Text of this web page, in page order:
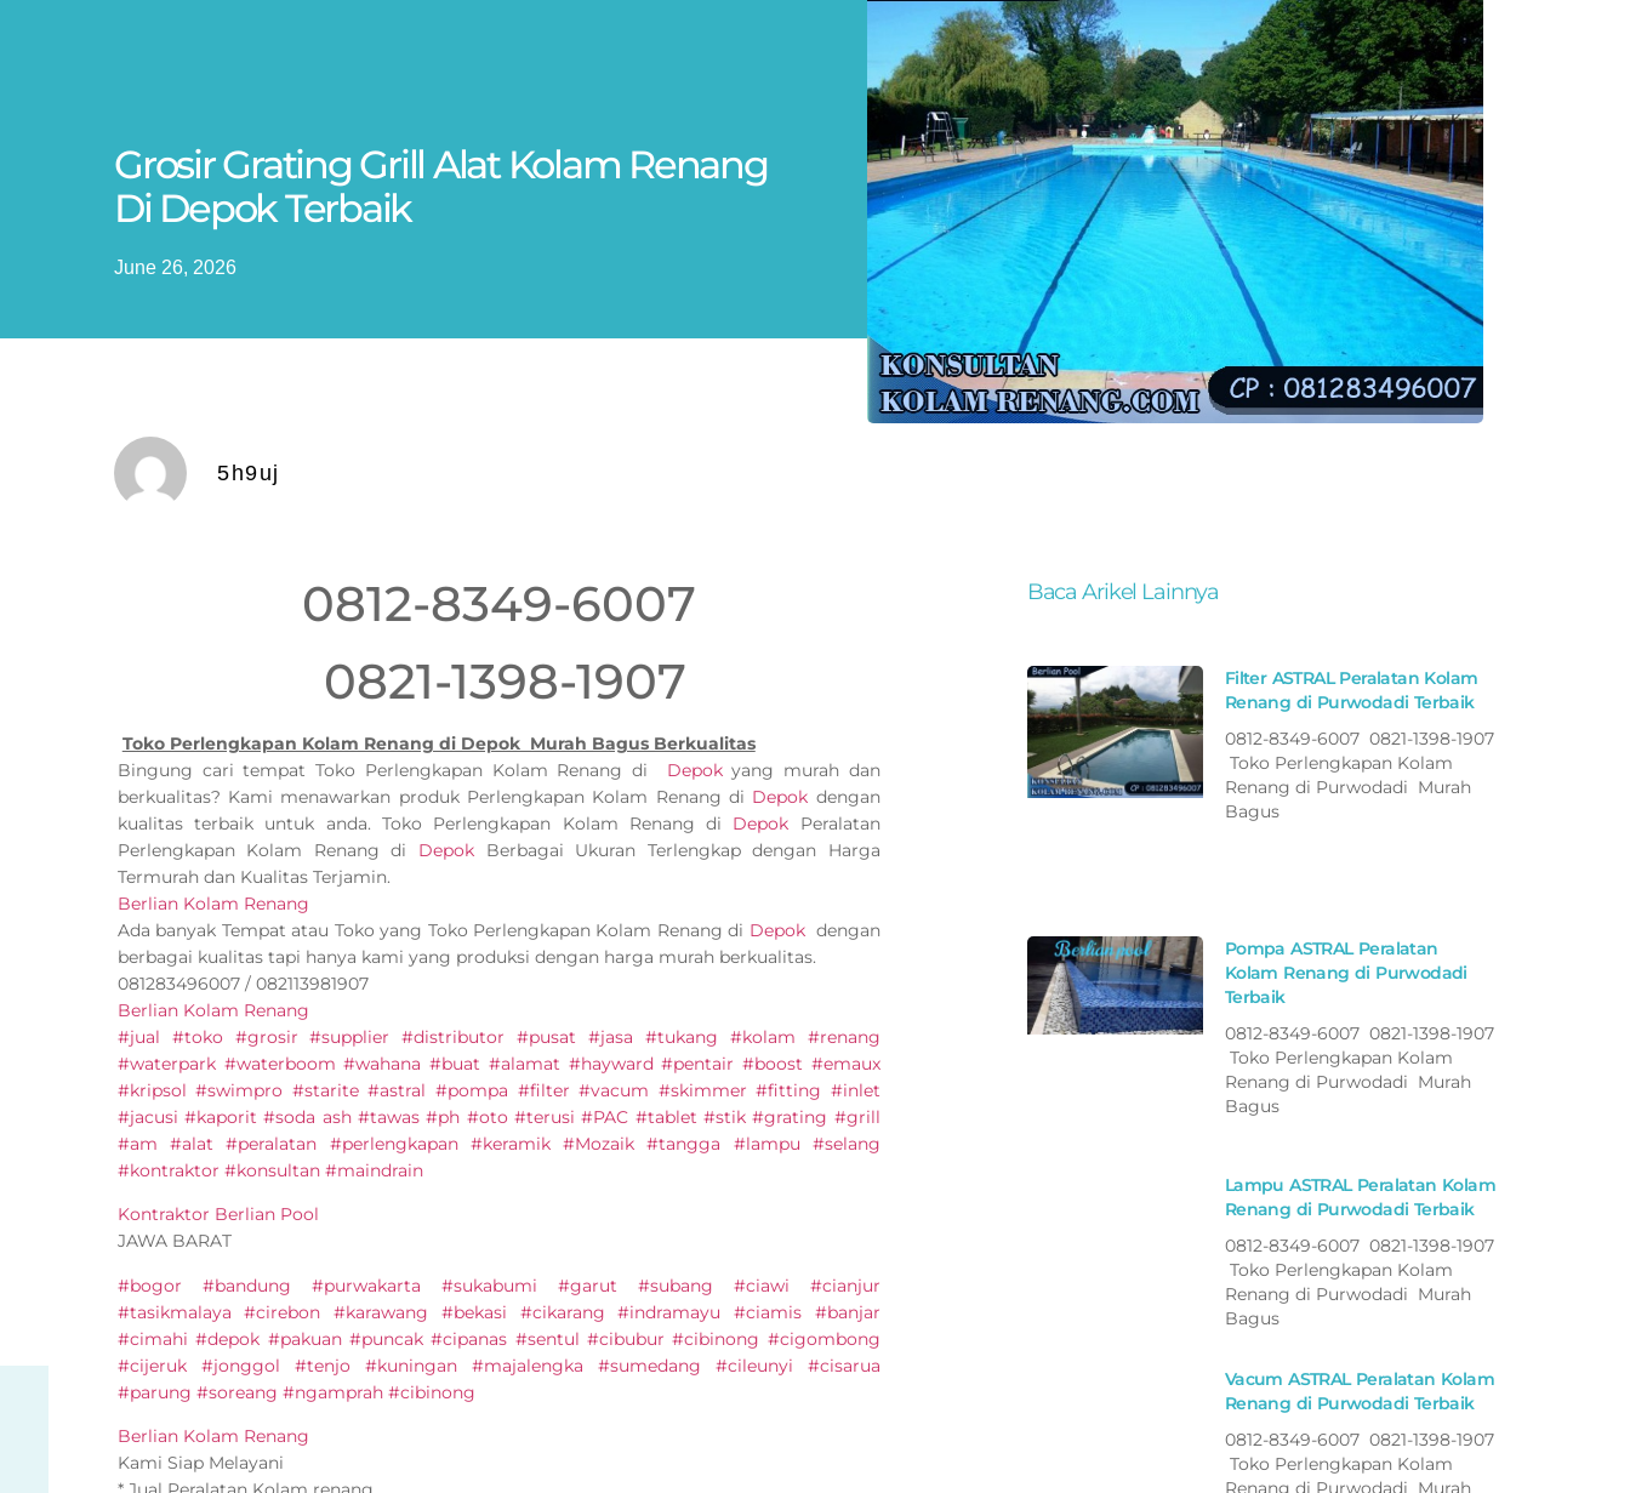
Grosir Grating Grill Alat Kolam Renang
Di Depok Terbaik
June 26, 2026
5h9uj
0812-8349-6007
0821-1398-1907
Toko Perlengkapan Kolam Renang di Depok Murah Bagus Berkualitas
Bingung cari tempat Toko Perlengkapan Kolam Renang di Depokyang murah dan
berkualitas? Kami menawarkan produk Perlengkapan Kolam Renang di Depok dengan
kualitas terbaik untuk anda. Toko Perlengkapan Kolam Renang di Depok Peralatan
Perlengkapan Kolam Renang di DepokBerbagai Ukuran Terlengkap dengan Harga
Termurah dan Kualitas Terjamin.
Berlian Kolam Renang
Ada banyak Tempat atau Toko yang Toko Perlengkapan Kolam Renang di Depok dengan
berbagai kualitas tapi hanya kami yang produksi dengan harga murah berkualitas.
081283496007 / 082113981907
Berlian Kolam Renang
#jual #toko #grosir #supplier #distributor #pusat #jasa #tukang #kolam #renang
#waterpark #waterboom #wahana #buat #alamat #hayward #pentair #boost #emaux
#kripsol #swimpro #starite #astral #pompa #filter #vacum #skimmer #fitting #inlet
#jacusi #kaporit #soda ash #tawas #ph #oto #terusi #PAC #tablet #stik #grating #grill
#am #alat #peralatan #perlengkapan #keramik #Mozaik #tangga #lampu #selang
#kontraktor #konsultan #maindrain
Kontraktor Berlian Pool
JAWA BARAT
#bogor #bandung #purwakarta #sukabumi #garut #subang #ciawi #cianjur
#tasikmalaya #cirebon #karawang #bekasi #cikarang #indramayu #ciamis #banjar
#cimahi #depok #pakuan #puncak #cipanas #sentul #cibubur #cibinong #cigombong
#cijeruk #jonggol #tenjo #kuningan #majalengka #sumedang #cileunyi #cisarua
#parung #soreang #ngamprah #cibinong
Berlian Kolam Renang
Kami Siap Melayani
Baca Arikel Lainnya
Filter ASTRAL Peralatan Kolam
Renang di Purwodadi Terbaik
0812-8349-6007 0821-1398-1907
Toko Perlengkapan Kolam
Renang di Purwodadi Murah
Bagus
Pompa ASTRAL Peralatan
Kolam Renang di Purwodadi
Terbaik
0812-8349-6007 0821-1398-1907
Toko Perlengkapan Kolam
Renang di Purwodadi Murah
Bagus
Lampu ASTRAL Peralatan Kolam
Renang di Purwodadi Terbaik
0812-8349-6007 0821-1398-1907
Toko Perlengkapan Kolam
Renang di Purwodadi Murah
Bagus
Vacum ASTRAL Peralatan Kolam
Renang di Purwodadi Terbaik
0812-8349-6007 0821-1398-1907
Toko Perlengkapan Kolam
Renang di Purwodadi Murah